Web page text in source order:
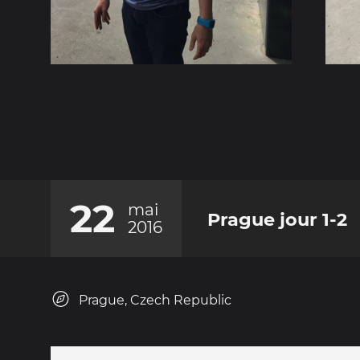
22
mai
2016
Prague jour 1-2
Prague, Czech Republic